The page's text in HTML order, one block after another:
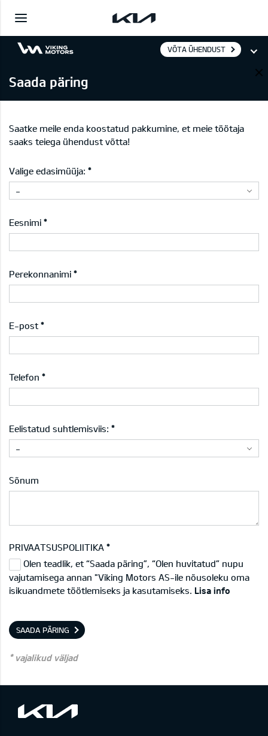
VÕTA ÜHENDUST
Saada päring
Saatke meile enda koostatud pakkumine, et meie töötaja
saaks teiega ühendust võtta!
Valige edasimüüja:
-
Eesnimi
Perekonnanimi
E-post
Telefon
Eelistatud suhtlemisviis:
-
Sõnum
PRIVAATSUSPOLIITIKA
Olen teadlik, et “Saada päring”, “Olen huvitatud” nupu
vajutamisega annan "Viking Motors AS-ile nõusoleku oma
isikuandmete töötlemiseks ja kasutamiseks. Lisa info
SAADA PÄRING
* vajalikud väljad